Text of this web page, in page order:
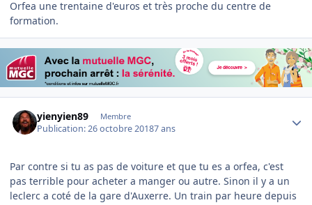
Orfea une trentaine d'euros et très proche du centre de
formation.
yienyien89 Membre
Publication:26 octobre 20187 ans
Par contre si tu as pas de voiture et que tu es a orfea, c'est
pas terrible pour acheter a manger ou autre. Sinon il y a un
leclerc a coté de la gare d'Auxerre. Un train par heure depuis